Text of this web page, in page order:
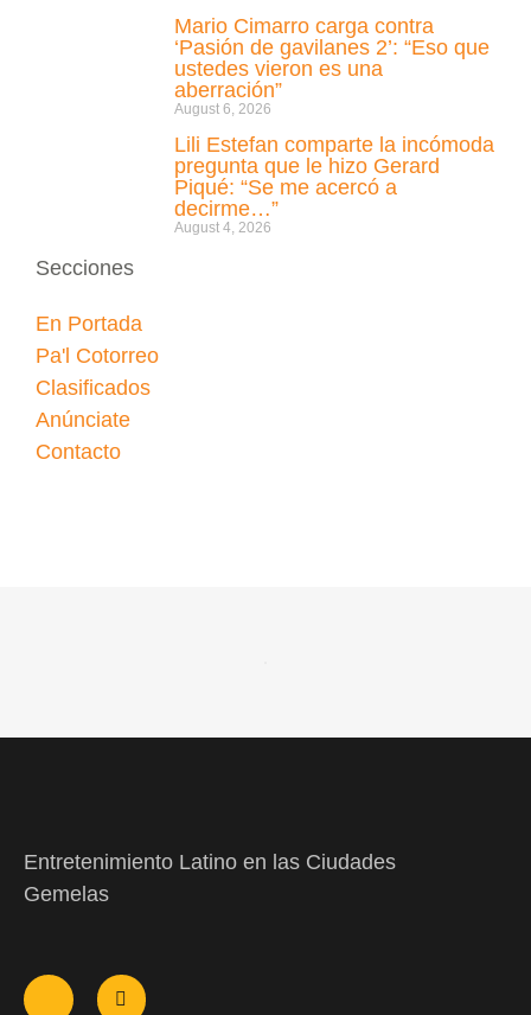
Mario Cimarro carga contra
‘Pasión de gavilanes 2’: “Eso que
ustedes vieron es una
aberración”
August 6, 2026
Lili Estefan comparte la incómoda
pregunta que le hizo Gerard
Piqué: “Se me acercó a
decirme…”
August 4, 2026
Secciones
En Portada
Pa'l Cotorreo
Clasificados
Anúnciate
Contacto
Entretenimiento Latino en las Ciudades
Gemelas